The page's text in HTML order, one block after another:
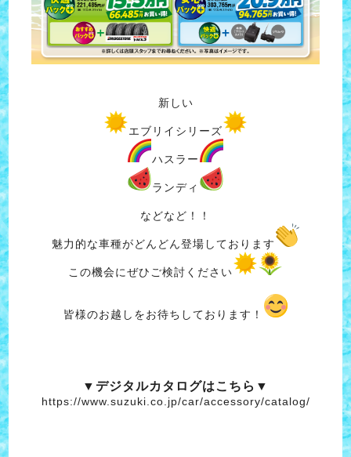
新しい
エブリイシリーズ
ハスラー
ランディ
などなど！！
魅力的な車種がどんどん登場しております
この機会にぜひご検討ください
皆様のお越しをお待ちしております！
▼デジタルカタログはこちら▼
https://www.suzuki.co.jp/car/accessory/catalog/